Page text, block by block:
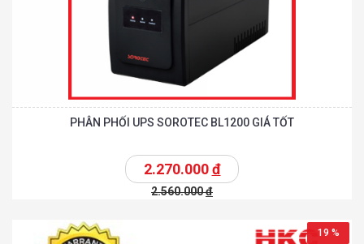
PHÂN PHỐI UPS SOROTEC BL1200 GIÁ TỐT
2.270.000đ
2.560.000đ
19 %